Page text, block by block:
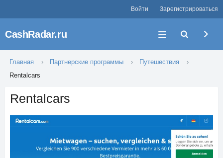
Войти Зарегистрироваться
CashRadar.ru
Главная Партнерские программы
Путешествия
Rentalcars
Rentalcars